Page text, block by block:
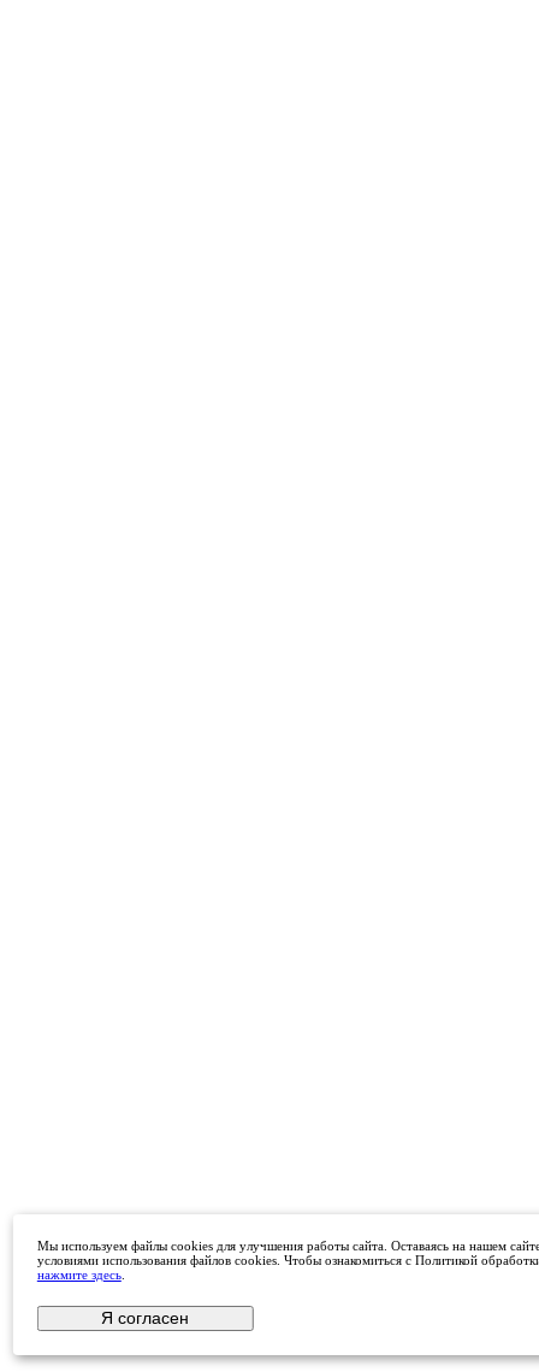
Мы используем файлы cookies для улучшения работы сайта. Оставаясь на нашем
условиями использования файлов cookies. Чтобы ознакомиться с Политикой
нажмите здесь.
Я согласен